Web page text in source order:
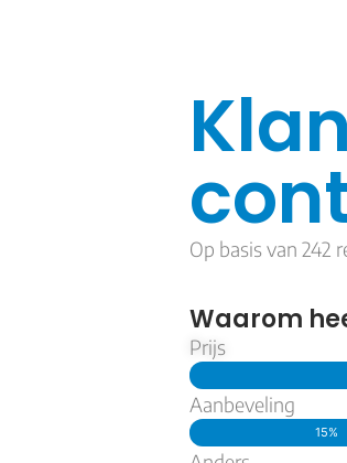
Op basis van 242
Waarom
Prijs
Aanbeveling
15%